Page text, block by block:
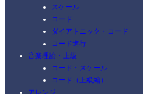
スケール
コード
ダイアトニック・コード
コード進行
音楽理論・上級
コード・スケール
コード（上級編）